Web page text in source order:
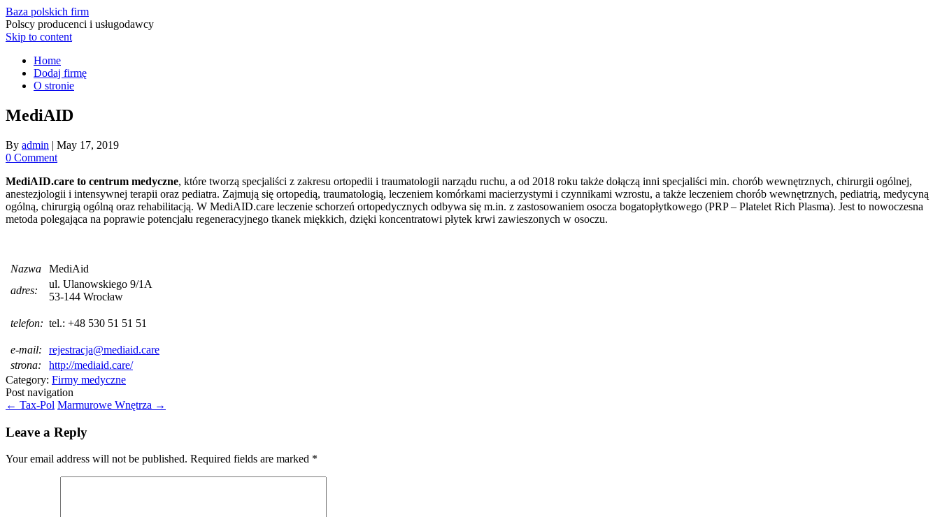
Baza polskich firm
Polscy producenci i usługodawcy
Skip to content
Home
Dodaj firmę
O stronie
MediAID
By admin | May 17, 2019
0 Comment
MediAID.care to centrum medyczne, które tworzą specjaliści z zakresu ortopedii i traumatologii narządu ruchu, a od 2018 roku także dołączą inni specjaliści min. chorób wewnętrznych, chirurgii ogólnej,
anestezjologii i intensywnej terapii oraz pediatra. Zajmują się ortopedią, traumatologią, leczeniem komórkami macierzystymi i czynnikami wzrostu, a także leczeniem chorób wewnętrznych, pediatrią, medycyną
ogólną, chirurgią ogólną oraz rehabilitacją. W MediAID.care leczenie schorzeń ortopedycznych odbywa się m.in. z zastosowaniem osocza bogatopłytkowego (PRP – Platelet Rich Plasma). Jest to nowoczesna
metoda polegająca na poprawie potencjału regeneracyjnego tkanek miękkich, dzięki koncentratowi płytek krwi zawieszonych w osoczu.
Nazwa
MediAid
adres:
ul. Ulanowskiego 9/1A
53-144 Wrocław
telefon: tel.: +48 530 51 51 51
e-mail:
rejestracja@mediaid.care
strona:
http://mediaid.care/
Category: Firmy medyczne
Post navigation
← Tax-Pol Marmurowe Wnętrza →
Leave a Reply
Your email address will not be published. Required fields are marked *